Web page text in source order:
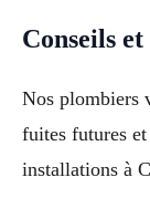
Conseils
Nos plombiers
fuites futures
installations à